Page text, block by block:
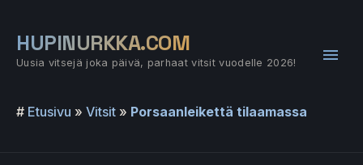
sisältöön
HUPINURKKA.COM
Uusia vitsejä joka päivä, parhaat vitsit vuodelle 2026!
# Etusivu » Vitsit » Porsaanleikettä tilaamassa